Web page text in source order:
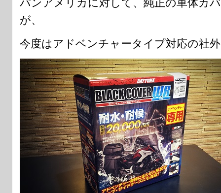
パンアメリカに対して、純正の車体カ
が、
今度はアドベンチャータイプ対応の社